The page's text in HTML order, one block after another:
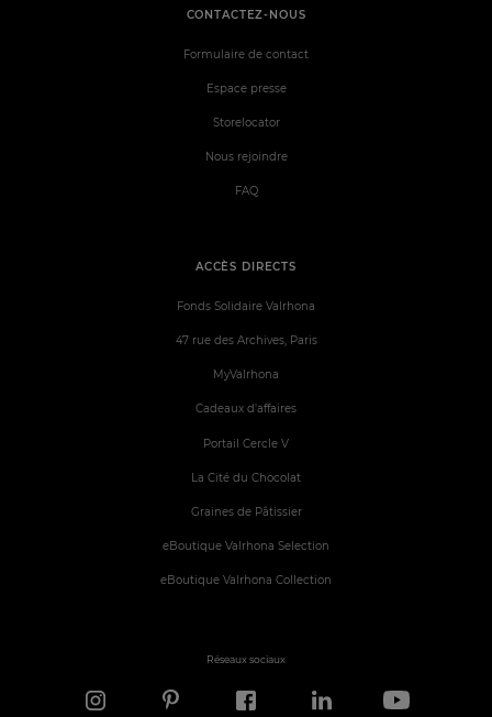
ACCÈS DIRECTS
Fonds Solidaire Valrhona
47 rue des Archives, Paris
MyValrhona
Cadeaux d'affaires
Portail Cercle V
La Cité du Chocolat
Graines de Pâtissier
eBoutique Valrhona Selection
eBoutique Valrhona Collection
CONTACTEZ-NOUS
Formulaire de contact
Espace presse
Storelocator
Nous rejoindre
FAQ
Réseaux sociaux